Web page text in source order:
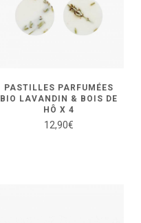
PASTILLES PARFUMÉES
BIO LAVANDIN & BOIS DE
HÔ X 4
12,90€